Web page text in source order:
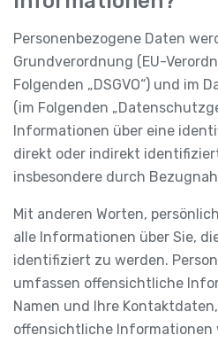
Personenbezogene Daten
Grundverordnung (EU-
Folgenden „DSGVO“) und im
(im Folgenden
Informationen über eine
direkt oder indirekt
insbesondere durch
Mit anderen Worten,
alle Informationen über Sie,
identifiziert zu werden.
umfassen offensichtliche
Namen und Ihre
offensichtliche Informationen